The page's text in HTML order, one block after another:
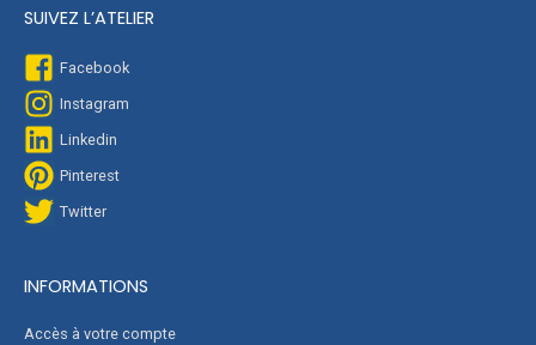
SUIVEZ L’ATELIER
Facebook
Instagram
Linkedin
Pinterest
Twitter
INFORMATIONS
Accès à votre compte